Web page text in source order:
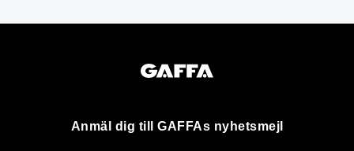
Anmäl dig till GAFFAs nyhetsmejl